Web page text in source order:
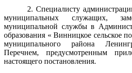
2. Специалисту
муниципальных служащих,
муниципальной службы в
образования « Винницкое сельское
муниципального района
Перечнем, предусмотренным
настоящего постановления.